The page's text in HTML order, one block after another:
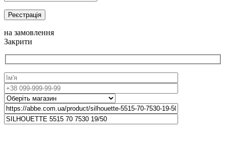
Реєстрація
на замовлення
Закрити